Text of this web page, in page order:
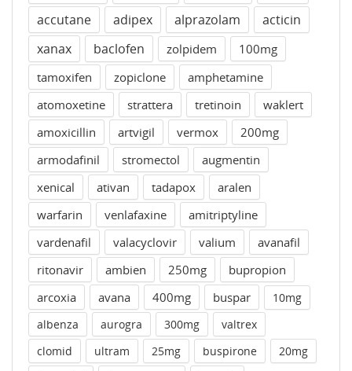
accutane
adipex alprazolam
acticin
xanax
baclofen zolpidem
100mg
tamoxifen
zopiclone
amphetamine
atomoxetine
strattera tretinoin
waklert
amoxicillin
artvigil vermox
200mg
armodafinil
stromectol
augmentin
xenical
ativan tadapox
aralen
warfarin
venlafaxine
amitriptyline
vardenafil
valacyclovir valium
avanafil
ritonavir
ambien 250mg
bupropion
arcoxia
avana 400mg buspar
10mg
albenza
aurogra 300mg
valtrex
clomid
ultram 25mg buspirone
20mg